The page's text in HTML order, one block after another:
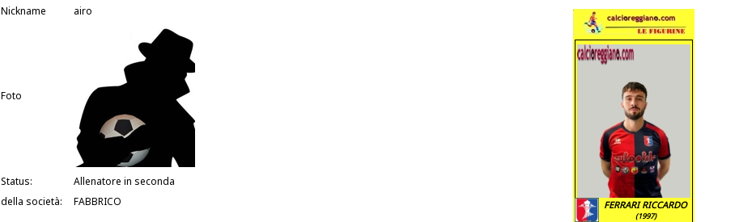
Nickname
airo
Foto
Status:
Allenatore in seconda
della società:
FABBRICO FERRARI RICCARDO
(1997)